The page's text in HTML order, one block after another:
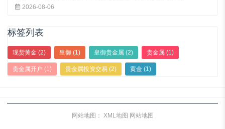
2026-08-06
标签列表
现货黄金 (2) 皇御 (1) 皇御贵金属 (2) 贵金属 (1)
贵金属开户 (1) 贵金属投资交易 (2) 黄金 (1)
网站地图： XML地图 网站地图